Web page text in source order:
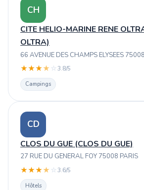
CH
CITE HELIO-MARINE RENE
OLTRA)
66 AVENUE DES CHAMPS ELYSEES
★★★★ ☆3.8/5
Campings
CD
CLOS DU GUE (CLOS DU GUE)
27 RUE DU GENERAL FOY 75008 PARIS
★★★★ ☆3.6/5
Hôtels